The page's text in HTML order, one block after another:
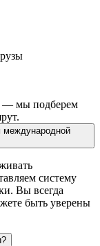
— мы подберем
международной
систему
Вы всегда
быть уверены